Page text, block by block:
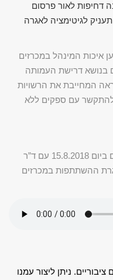
דחיפות לאור פרסום
לגיטימציה לאגרה
איכות המינהל במכרזים
בנושא דרישת העמותה
המחייבת את הרשויות
להתקשר עם ספקים ללא
להאזנה לראיון שקיים רדיו 90 אף אף אם ביום 15.8.2018 עם ד”ר
ההשתתפות במכרזים
ניתן ליצור עמנו